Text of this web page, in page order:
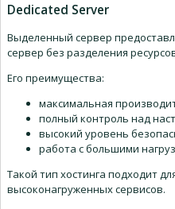
Dedicated Server
Выделенный сервер
сервер без разделения
Его преимущества:
максимальная
полный контроль над
высокий уровень
работа с большими
Такой тип хостинга подходит
высоконагруженных сервисов.